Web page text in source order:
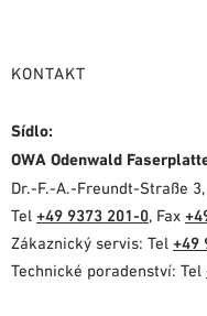
KONTAKT
Sídlo:
OWA Odenwald
Dr.-F.-A.-Freundt-Straße
Tel +49 9373 201-0, Fax
Zákaznický servis: Tel +49
Technické poradenství: Tel